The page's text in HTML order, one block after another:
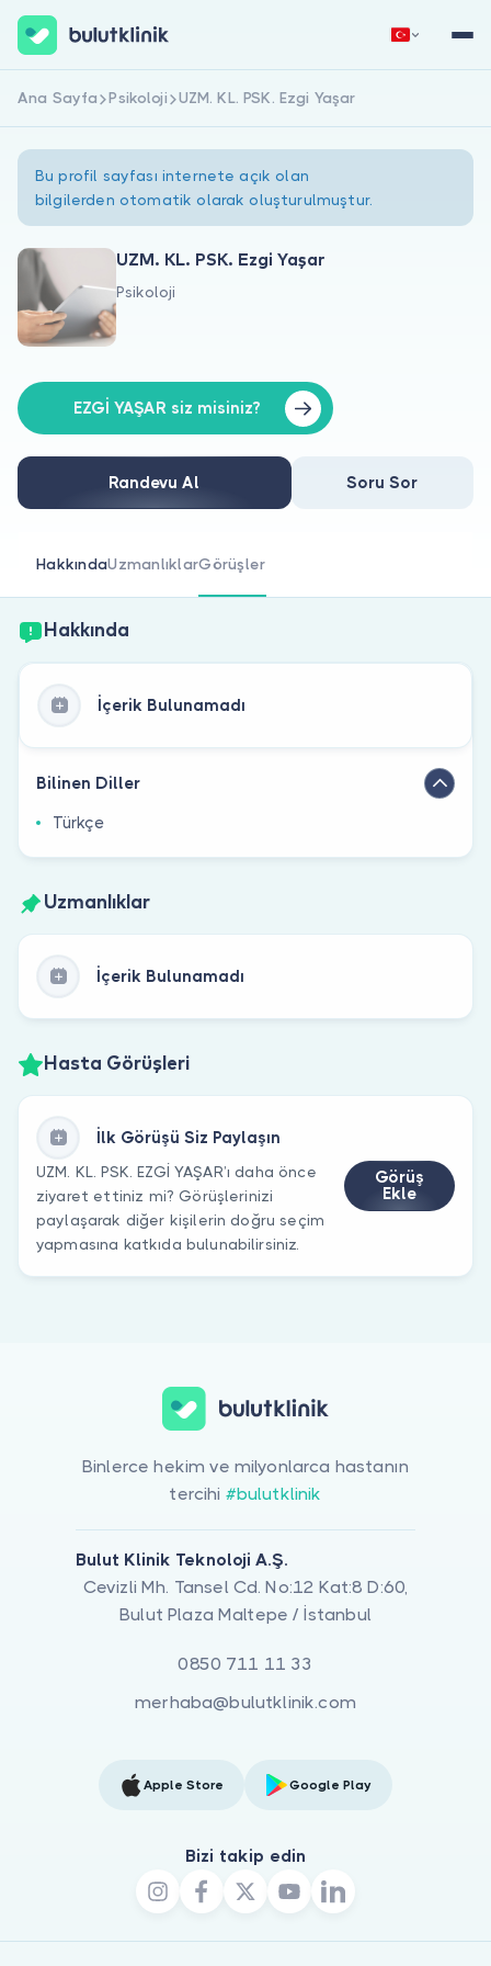
Hakkımızda
Doktorlar için
Doktor musunuz?
Hemen Kaydol Giriş Yap
Ana Sayfa Psikoloji UZM. KL. PSK. Ezgi Yaşar
Bu profil sayfası internete açık olan
bilgilerden otomatik olarak oluşturulmuştur.
UZM. KL. PSK. Ezgi Yaşar
Psikoloji
EZGİ YAŞAR siz misiniz?
Randevu Al Soru Sor
HakkındaUzmanlıklarGörüşler
Hakkında
İçerik Bulunamadı
Bilinen Diller
Türkçe
Uzmanlıklar
İçerik Bulunamadı
Hasta Görüşleri
İlk Görüşü Siz Paylaşın
UZM. KL. PSK. EZGİ YAŞAR’ı daha önce
ziyaret ettiniz mi? Görüşlerinizi
paylaşarak diğer kişilerin doğru seçim
yapmasına katkıda bulunabilirsiniz.
Görüş
Ekle
Binlerce hekim ve milyonlarca hastanın
tercihi #bulutklinik
Bulut Klinik Teknoloji A.Ş.
Cevizli Mh. Tansel Cd. No:12 Kat:8 D:60,
Bulut Plaza Maltepe / İstanbul
0850 711 11 33
merhaba@bulutklinik.com
Apple Store Google Play
Bizi takip edin